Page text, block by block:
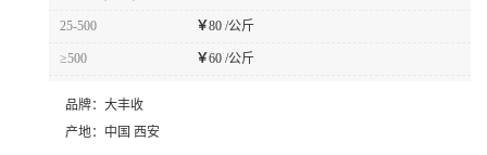
25-500 ￥80 /公斤
≥500 ￥60 /公斤
品牌： 大丰收
产地： 中国 西安